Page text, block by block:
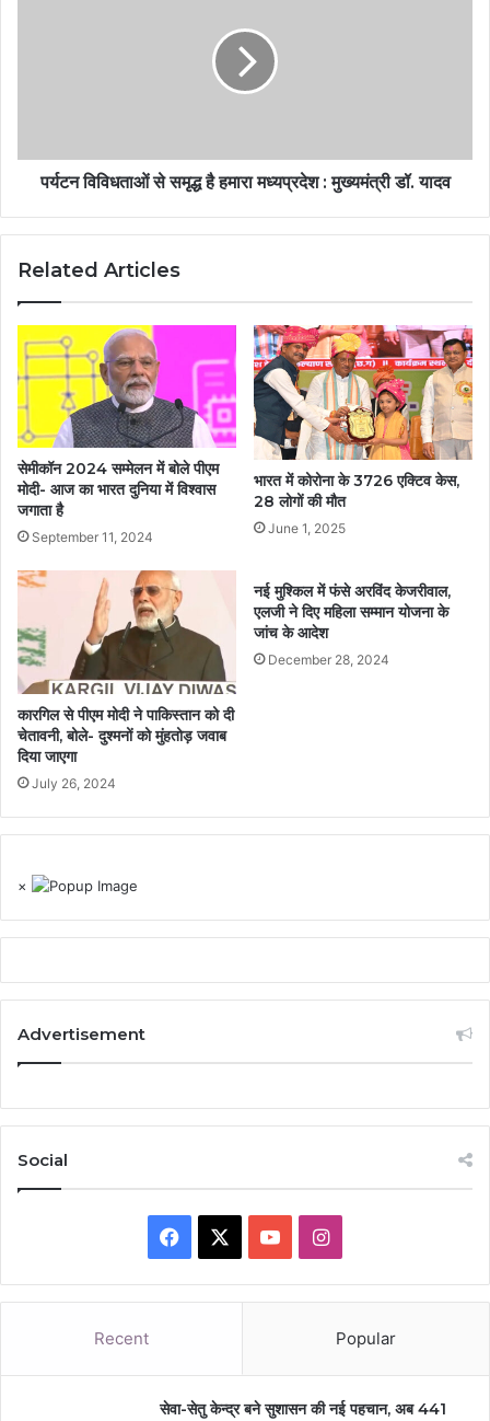
पर्यटन विविधताओं से समृद्ध है हमारा मध्यप्रदेश : मुख्यमंत्री डॉ. यादव
Related Articles
सेमीकॉन 2024 सम्मेलन में बोले पीएम
मोदी- आज का भारत दुनिया में विश्वास
जगाता है
September 11, 2024
भारत में कोरोना के 3726 एक्टिव केस,
28 लोगों की मौत
June 1, 2025
कारगिल से पीएम मोदी ने पाकिस्तान को दी
चेतावनी, बोले- दुश्मनों को मुंहतोड़ जवाब
दिया जाएगा
July 26, 2024
नई मुश्किल में फंसे अरविंद केजरीवाल,
एलजी ने दिए महिला सम्मान योजना के
जांच के आदेश
December 28, 2024
×
Advertisement
Social
Facebook YouTubeInstagram
Recent Popular
सेवा-सेतु केन्द्र बने सुशासन की नई पहचान, अब 441